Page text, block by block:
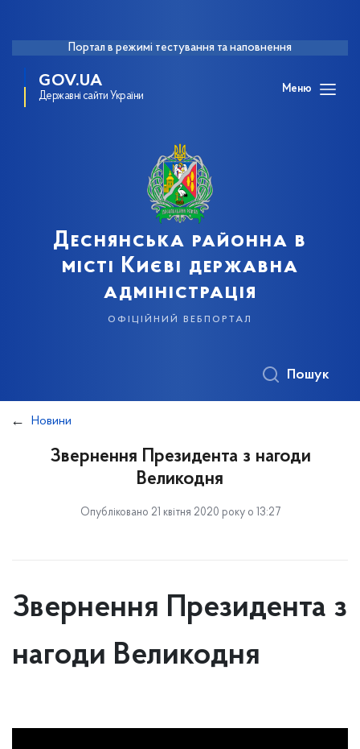
Портал в режимі тестування та наповнення
GOV.UA
Державні сайти України
Меню
Деснянська районна в
місті Києві державна
адміністрація
офіційний вебпортал
Пошук
Новини
Звернення Президента з нагоди
Великодня
Опубліковано 21 квітня 2020 року о 13:27
Звернення Президента з
нагоди Великодня